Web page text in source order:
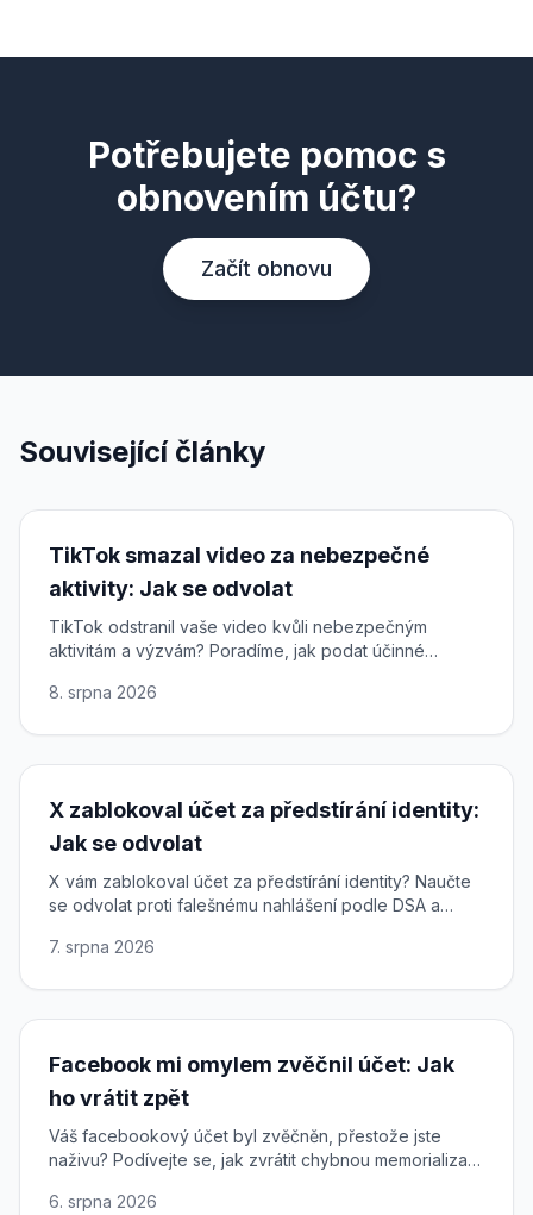
Potřebujete pomoc s
obnovením účtu?
Začít obnovu
Související články
TikTok smazal video za nebezpečné
aktivity: Jak se odvolat
TikTok odstranil vaše video kvůli nebezpečným
aktivitám a výzvám? Poradíme, jak podat účinné
obsah.
8. srpna 2026
X zablokoval účet za předstírání identity:
Jak se odvolat
X vám zablokoval účet za předstírání identity? Naučte
se odvolat proti falešnému nahlášení podle DSA a
7. srpna 2026
Facebook mi omylem zvěčnil účet: Jak
ho vrátit zpět
Váš facebookový účet byl zvěčněn, přestože jste
naživu? Podívejte se, jak zvrátit chybnou memorializaci
6. srpna 2026